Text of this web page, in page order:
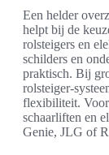
Een helder
helpt bij de
rolsteigers en
schilders en
praktisch. Bij
rolsteiger-
flexibiliteit.
schaarliften en
Genie, JLG of